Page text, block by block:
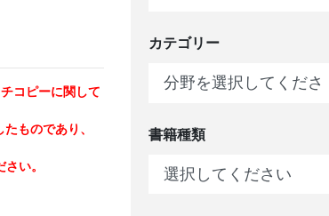
コピーに関して
ものであり、
い。
カテゴリー
書籍種類